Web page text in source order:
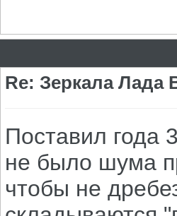
Re: Зеркала Лада
Поставил года
не было шума
чтобы не